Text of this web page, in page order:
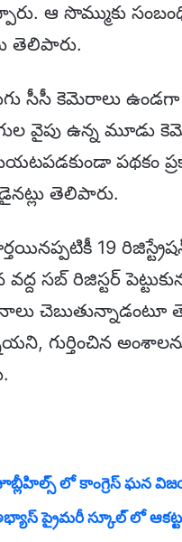
ఆ సొమ్ముకు
తెలిపారు.
సీసీ కెమెరాలు ఉండగా
వైపు ఉన్న మూడు
పథకం
తెలిపారు.
19
సబ్ రిజిస్టర్
చెబుతున్నాడంటూ
గుర్తించిన
లో కాంగ్రెస్ ఘన
ప్రైమరీ స్కూల్ లో